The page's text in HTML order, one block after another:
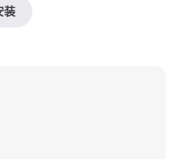
装